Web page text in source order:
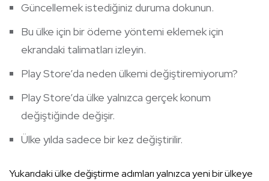
Güncellemek istediğiniz duruma dokunun.
Bu ülke için bir ödeme yöntemi eklemek için
ekrandaki talimatları izleyin.
Play Store’da neden ülkemi değiştiremiyorum?
Play Store’da ülke yalnızca gerçek konum
değiştiğinde değişir.
Ülke yılda sadece bir kez değiştirilir.
Yukarıdaki ülke değiştirme adımları yalnızca yeni bir ülkeye